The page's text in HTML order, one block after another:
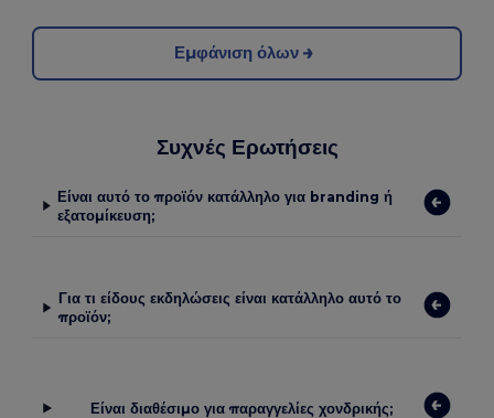
Εμφάνιση όλων
Συχνές Ερωτήσεις
Είναι αυτό το προϊόν κατάλληλο για branding ή
εξατομίκευση;
Για τι είδους εκδηλώσεις είναι κατάλληλο αυτό το
προϊόν;
Είναι διαθέσιμο για παραγγελίες χονδρικής;